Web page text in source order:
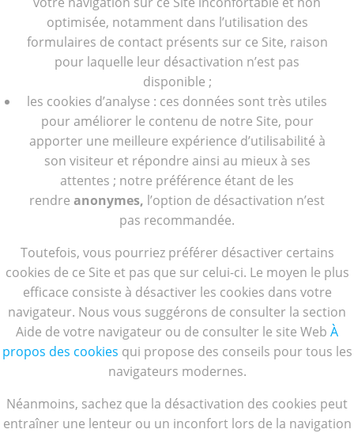
optimisée, notamment dans l’utilisation des
formulaires de contact présents sur ce Site, raison
pour laquelle leur désactivation n’est pas
disponible ;
les cookies d’analyse : ces données sont très utiles
pour améliorer le contenu de notre Site, pour
apporter une meilleure expérience d’utilisabilité à
son visiteur et répondre ainsi au mieux à ses
attentes ; notre préférence étant de les
rendre anonymes, l’option de désactivation n’est
pas recommandée.
Toutefois, vous pourriez préférer désactiver certains
cookies de ce Site et pas que sur celui-ci. Le moyen le plus
efficace consiste à désactiver les cookies dans votre
navigateur. Nous vous suggérons de consulter la section
Aide de votre navigateur ou de consulter le site Web À
propos des cookies qui propose des conseils pour tous les
navigateurs modernes.
Néanmoins, sachez que la désactivation des cookies peut
entraîner une lenteur ou un inconfort lors de la navigation